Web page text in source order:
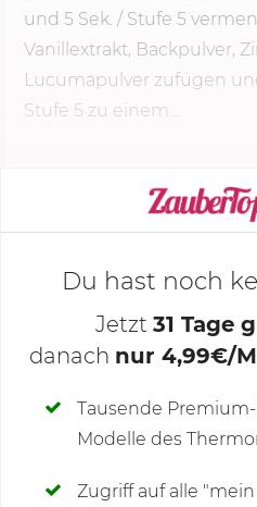
und 5 Sek. / Stufe 5
Vanillextrakt, Backpulver,
Lucumapulver zufügen
Stufe 5 zu einem...
Deine Notizen
Du hast noch
Jetzt 31 Tage
danach nur 4,99€/
Tausende
Modelle des
Zugriff auf alle